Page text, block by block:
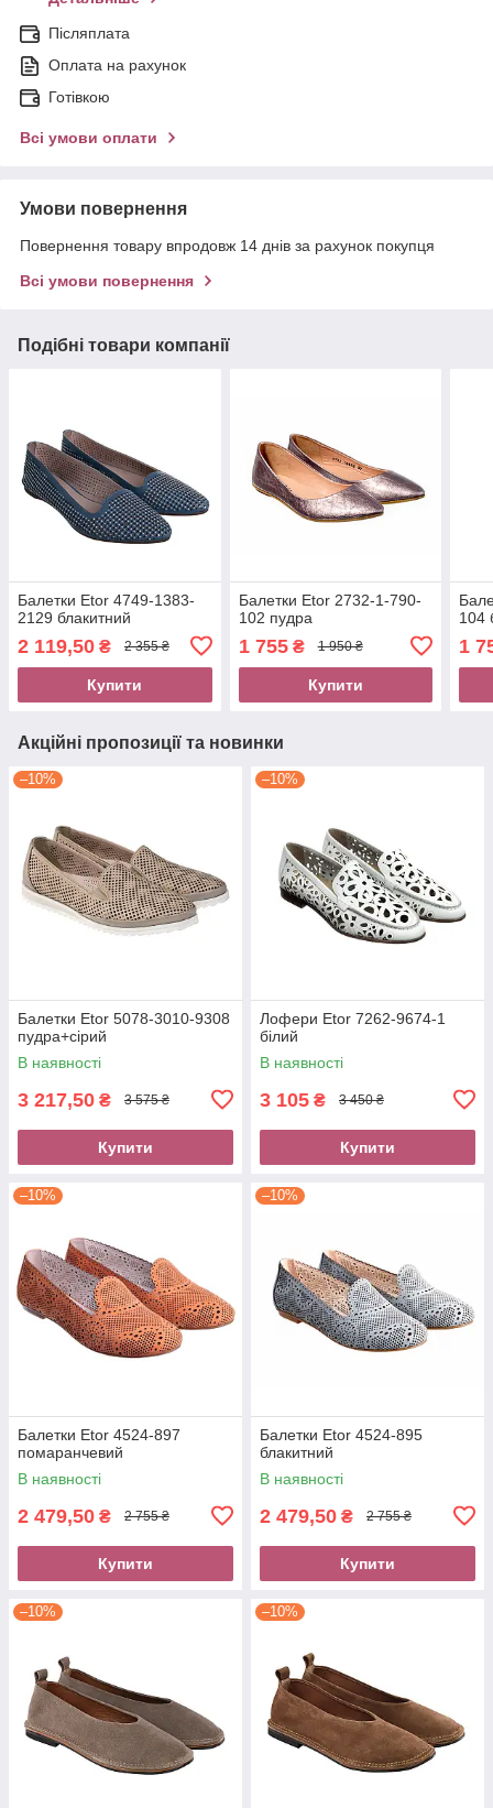
Післяплата
Оплата на рахунок
Готівкою
Всі умови оплати
Умови повернення
Повернення товару впродовж 14 днів за рахунок покупця
Всі умови повернення
Подібні товари компанії
Балетки Etor 4749-1383-
2129 блакитний
2 119,50 ₴ 2 355 ₴
Купити
Балетки Etor 2732-1-790-
102 пудра
1 755₴ 1 950 ₴
Купити
104
1
Акційні пропозиції та новинки
–10%
Балетки Etor 5078-3010-9308
пудра+сірий
В наявності
3 217,50 ₴ 3 575 ₴
Купити
–10%
Лофери Etor 7262-9674-1
білий
В наявності
3 105 ₴ 3 450 ₴
Купити
–10%
Балетки Etor 4524-897
помаранчевий
В наявності
2 479,50 ₴ 2 755 ₴
Купити
–10%
Балетки Etor 4524-895
блакитний
В наявності
2 479,50 ₴ 2 755 ₴
Купити
–10% –10%